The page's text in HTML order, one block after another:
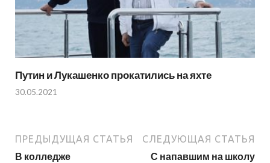
Путин и Лукашенко прокатились на яхте
30.05.2021
ПРЕДЫДУЩАЯ СТАТЬЯ
В колледже
СЛЕДУЮЩАЯ СТАТЬЯ
С напавшим на школу